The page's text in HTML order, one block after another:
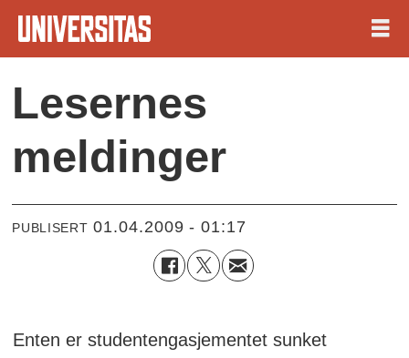
Lesernes
meldinger
PUBLISERT 01.04.2009 - 01:17
Enten er studentengasjementet sunket